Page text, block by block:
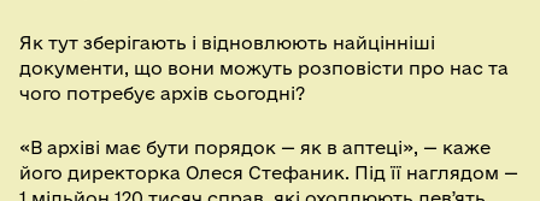
Як тут зберігають і відновлюють найцінніші
документи, що вони можуть розповісти про нас та
чого потребує архів сьогодні?
«В архіві має бути порядок — як в аптеці», — каже
його директорка Олеся Стефаник. Під її наглядом —